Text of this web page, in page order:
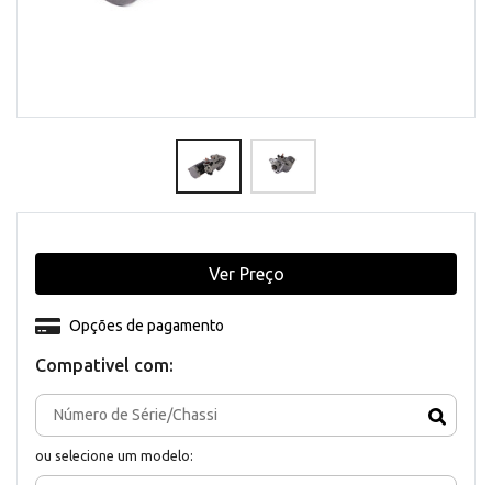
Compativel com:
ou selecione um modelo:
Opções de pagamento
Ver Preço